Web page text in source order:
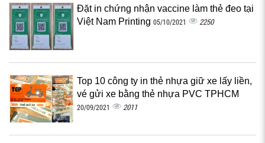
Đặt in chứng nhận vaccine làm thẻ đeo tại
Việt Nam Printing 05/10/2021 2250
Top 10 công ty in thẻ nhựa giữ xe lấy liền,
vé gửi xe bằng thẻ nhựa PVC TPHCM
20/09/2021 2011